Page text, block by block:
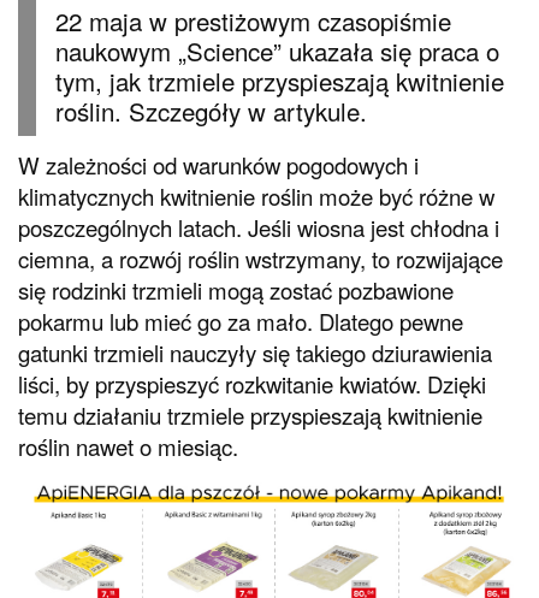
22 maja w prestiżowym czasopiśmie
naukowym „Science” ukazała się praca o
tym, jak trzmiele przyspieszają kwitnienie
roślin. Szczegóły w artykule.
W zależności od warunków pogodowych i
klimatycznych kwitnienie roślin może być różne w
poszczególnych latach. Jeśli wiosna jest chłodna i
ciemna, a rozwój roślin wstrzymany, to rozwijające
się rodzinki trzmieli mogą zostać pozbawione
pokarmu lub mieć go za mało. Dlatego pewne
gatunki trzmieli nauczyły się takiego dziurawienia
liści, by przyspieszyć rozkwitanie kwiatów. Dzięki
temu działaniu trzmiele przyspieszają kwitnienie
roślin nawet o miesiąc.